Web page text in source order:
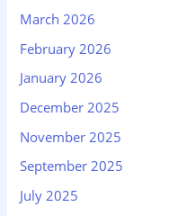
March 2026
February 2026
January 2026
December 2025
November 2025
September 2025
July 2025